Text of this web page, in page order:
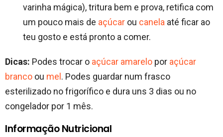
varinha mágica), tritura bem e prova, retifica com
um pouco mais de açúcar ou canela até ficar ao
teu gosto e está pronto a comer.
Dicas: Podes trocar o açúcar amarelo por açúcar
branco ou mel. Podes guardar num frasco
esterilizado no frigorífico e dura uns 3 dias ou no
congelador por 1 mês.
Informação Nutricional